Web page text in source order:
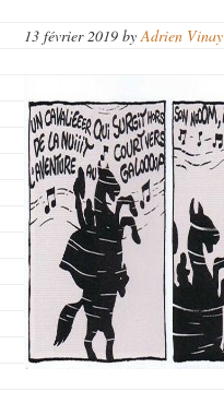
13 février 2019 byAdrien Vinay